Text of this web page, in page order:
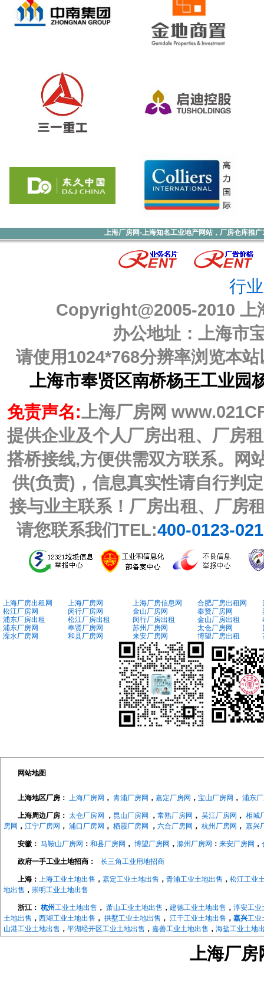
上海厂房网-上海知名工业地产网站，厂房仓库推
行
Copyright@2005-2010 上
办公地址：上海市
请使用1024*768分辨率浏览本
上海市奉贤区南桥杨王工业园
免责声名:上海厂房网
提供企业及个人厂房出租、厂房
搭桥接线,方便供需双方联系。网
供(负责)，信息真实性请自行判
接与业主联系！厂房出租、厂房
请您联系我们TEL:400-0123-
上海厂房出租网 上海厂房网 上海厂房信息网 合肥厂房出租网
松江厂房网
闵行厂房网 金山厂房网 奉贤厂房网
浦东厂房出租
松江厂房出租 闵行厂房出租 金山厂房出租
浦东厂房网
奉贤厂房网 苏州厂房网 太仓厂房网
溧水厂房网
和县厂房网 来安厂房网 博望厂房出租
网站地图
上海地区厂房： 上海厂房网 ， 青浦厂房网 ， 嘉定厂房网 ， 宝山厂房网 ， 浦东
上海周边厂房： 太仓厂房网 ， 昆山厂房网 ， 常熟厂房网 ， 吴江厂房网 ， 相城
房网 ， 江宁厂房网 ， 浦口厂房网 ， 栖霞厂房网 ， 六合厂房网 ， 杭州厂房网 ， 嘉兴
安徽： 马鞍山厂房网 ： 和县厂房网 ， 博望厂房网 ， 滁州厂房网 ： 来安厂房网 ，
政府一手工业土地招商： 长三角工业用地招商
上海： 上海工业土地出售 ， 嘉定工业土地出售 ， 青浦工业土地出售 ， 松江工业
地出售 ， 崇明工业土地出售
浙江： 杭州工业土地出售 ， 萧山工业土地出售 ， 建德工业土地出售 ， 淳安工业
土地出售 ， 西湖工业土地出售 ， 拱墅工业土地出售 ， 江干工业土地出售 ， 嘉兴工业
山港工业土地出售 ， 平湖经开区工业土地出售 ， 嘉善工业土地出售 ， 海盐工业土地
江北工业土地出售，北仑工业
上海厂